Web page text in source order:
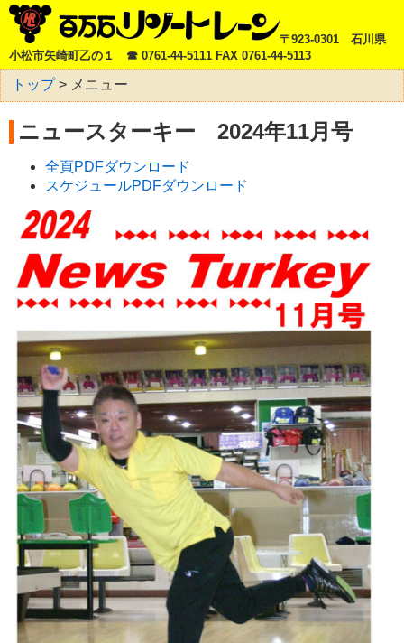
〒923-0301 石川県
小松市矢崎町乙の１ ☎ 0761-44-5111 FAX 0761-44-5113
トップ> メニュー
ニュースターキー 2024年11月号
全頁PDFダウンロード
スケジュールPDFダウンロード